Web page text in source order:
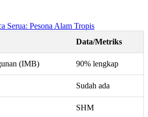
Serua: Pesona Alam Tropis
Data/Metriks
(IMB) 90% lengkap
Sudah ada
SHM